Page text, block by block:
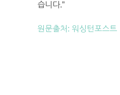
습니다.”
원문출처: 워싱턴포스트